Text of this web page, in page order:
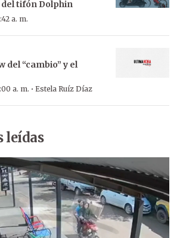
tifón Dolphin
a. m.
del “cambio” y el
a. m. · Estela Ruíz Díaz
leídas